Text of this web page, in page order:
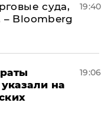
суда,
Bloomberg
19:40
на
19:06